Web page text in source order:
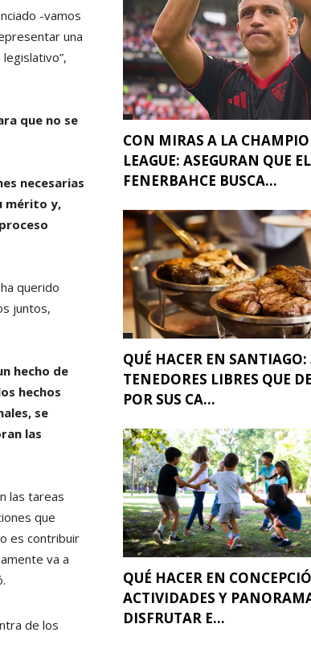
-vamos
una
que no se
necesarias
mérito y,
querido
juntos,
hecho de
hechos
se
las
las tareas
que
es contribuir
va a
de los
CON MIRAS A LA
LEAGUE: ASEGURAN QUE EL
FENERBAHCE BUSCA...
QUÉ HACER EN SANTIAGO:
TENEDORES LIBRES QUE
POR SUS CA...
QUÉ HACER EN
ACTIVIDADES Y
DISFRUTAR E...